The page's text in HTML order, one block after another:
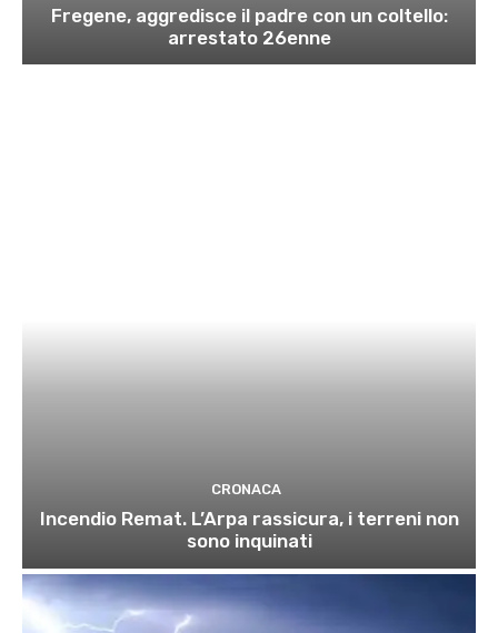
Fregene, aggredisce il padre con un coltello:
arrestato 26enne
CRONACA
Incendio Remat. L’Arpa rassicura, i terreni non
sono inquinati